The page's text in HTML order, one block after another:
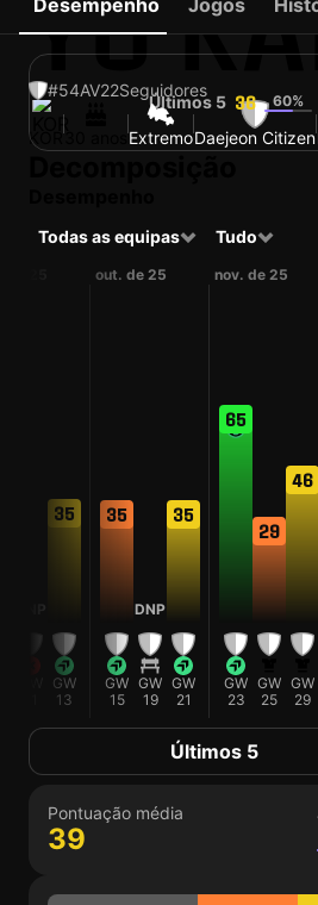
YU
#54AV22Seguidores
KOR ExtremoDaejeon Citizen
Desempenho Jogos
Últimos 5 36 60%
Todas as equipas Tudo
35
GW
13
out. de 25
35
GW
15
DNP
GW
19
35
GW
21
nov. de 25
65
GW
23
29
GW
25
46
GW
29
Últimos 5
Pontuação média
39